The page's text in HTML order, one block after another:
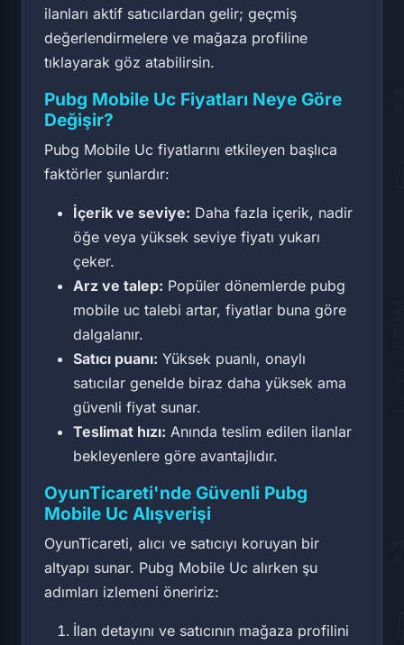
ilanları aktif satıcılardan gelir; geçmiş
değerlendirmelere ve mağaza profiline
tıklayarak göz atabilirsin.
Pubg Mobile Uc Fiyatları Neye Göre
Değişir?
Pubg Mobile Uc fiyatlarını etkileyen başlıca
faktörler şunlardır:
İçerik ve seviye: Daha fazla içerik, nadir
öğe veya yüksek seviye fiyatı yukarı
çeker.
Arz ve talep: Popüler dönemlerde pubg
mobile uc talebi artar, fiyatlar buna göre
dalgalanır.
Satıcı puanı: Yüksek puanlı, onaylı
satıcılar genelde biraz daha yüksek ama
güvenli fiyat sunar.
Teslimat hızı: Anında teslim edilen ilanlar
bekleyenlere göre avantajlıdır.
OyunTicareti'nde Güvenli Pubg
Mobile Uc Alışverişi
OyunTicareti, alıcı ve satıcıyı koruyan bir
altyapı sunar. Pubg Mobile Uc alırken şu
adımları izlemeni öneririz:
İlan detayını ve satıcının mağaza profilini